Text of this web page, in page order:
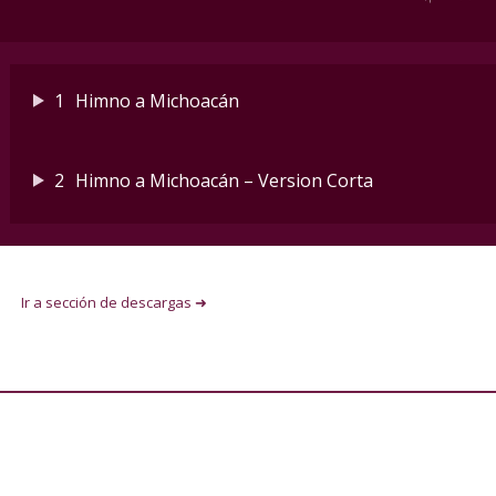
1 Himno a Michoacán
2 Himno a Michoacán – Version Corta
Ir a sección de descargas ➜